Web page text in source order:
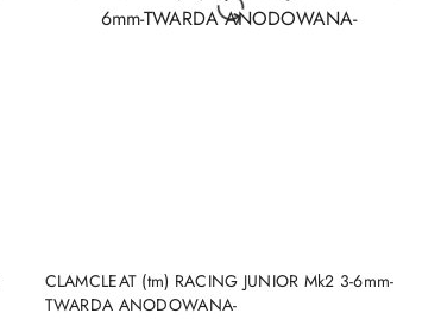
CLAMCLEAT (tm) RACING JUNIOR Mk2 3-6mm-
TWARDA ANODOWANA-
DO KOSZYKA